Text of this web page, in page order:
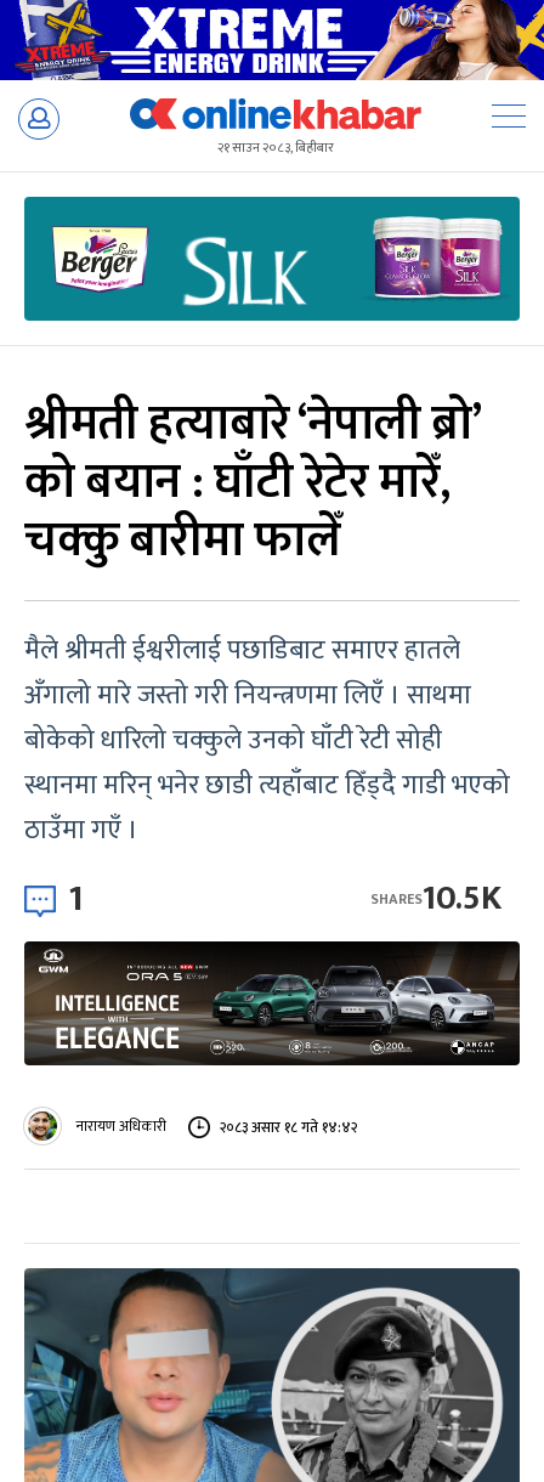
Skip
२१ साउन २०८३, बिहीबार
श्रीमती हत्याबारे ‘नेपाली ब्रो’
को बयान : घाँटी रेटेर मारेँ,
चक्कु बारीमा फालेँ
मैले श्रीमती ईश्वरीलाई पछाडिबाट समाएर हातले
अँगालो मारे जस्तो गरी नियन्त्रणमा लिएँ । साथमा
बोकेको धारिलो चक्कुले उनको घाँटी रेटी सोही
स्थानमा मरिन् भनेर छाडी त्यहाँबाट हिँड्दै गाडी भएको
ठाउँमा गएँ ।
1 10.5K
SHARES
नारायण अधिकारी २०८३ असार १८ गते १४:४२